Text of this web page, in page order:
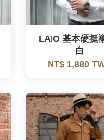
LAIO 基本硬挺
白
NT$ 1,880